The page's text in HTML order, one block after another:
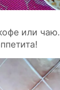
или чаю.